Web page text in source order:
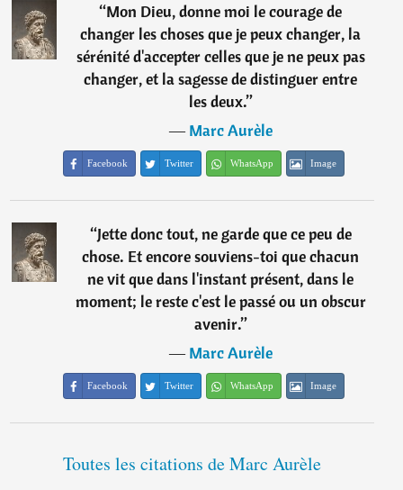
“Mon Dieu, donne moi le courage de
changer les choses que je peux changer, la
sérénité d'accepter celles que je ne peux pas
changer, et la sagesse de distinguer entre
les deux.”
―Marc Aurèle
Facebook Twitter WhatsApp Image
“Jette donc tout, ne garde que ce peu de
chose. Et encore souviens-toi que chacun
ne vit que dans l'instant présent, dans le
moment; le reste c'est le passé ou un obscur
avenir.”
―Marc Aurèle
Facebook Twitter WhatsApp Image
Toutes les citations de Marc Aurèle